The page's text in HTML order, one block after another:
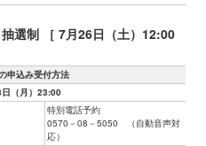
選制 ［ 7月26日（土）12:00
申込み受付方法
（月）23:00
特別電話予約
0570－08－5050 （自動音声対
応）